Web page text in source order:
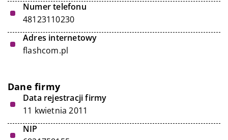
Numer telefonu
48123110230
Adres internetowy
flashcom.pl
Dane firmy
Data rejestracji firmy
11 kwietnia 2011
NIP